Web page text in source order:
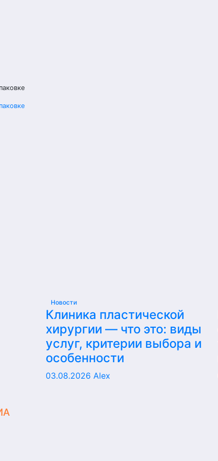
Новости
Клиника пластической
хирургии — что это: виды
услуг, критерии выбора и
особенности
03.08.2026 Alex